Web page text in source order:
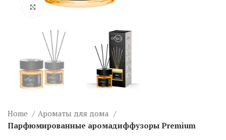
Нажмите, чтобы увеличить
Home
Ароматы для дома
Парфюмированные аромадиффузоры Premium